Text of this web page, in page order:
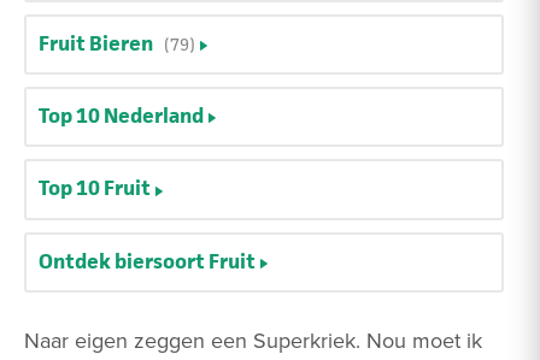
Naar eigen zeggen een Superkriek. Nou moet ik
Fruit Bieren (79)
Top 10 Nederland
Top 10 Fruit
Ontdek biersoort Fruit